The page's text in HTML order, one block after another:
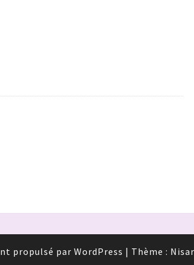
propulsé par WordPress | Thème :